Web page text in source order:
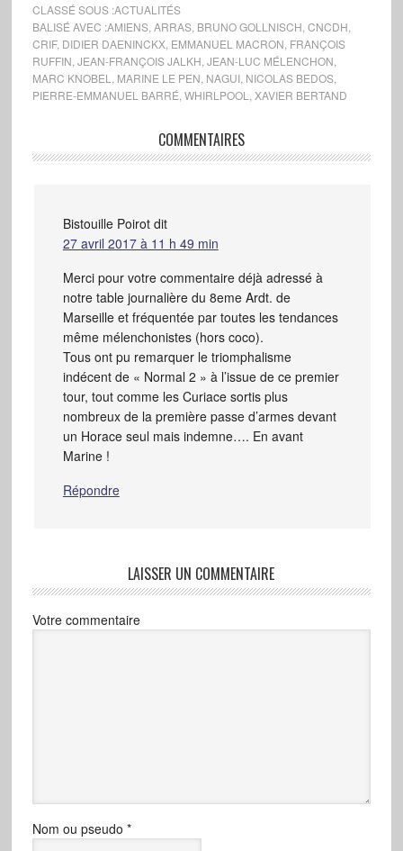
CLASSÉ SOUS :ACTUALITÉS
BALISÉ AVEC :AMIENS, ARRAS, BRUNO GOLLNISCH CNCDH
CRIF, DIDIER DAENINCKX, EMMANUEL MACRON FRANÇOIS
RUFFIN JEAN-FRANÇOIS JALKH JEAN-LUC MÉLENCHON
MARC KNOBEL
MARINE LE PEN NAGUI, NICOLAS BEDOS,
PIERRE-EMMANUEL BARRÉ WHIRLPOOL XAVIER BERTAND
COMMENTAIRES
Bistouille Poirot dit
27 avril 2017 à 11 h 49 min
Merci pour votre commentaire déjà adressé à
notre table journalière du 8eme Ardt. de
Marseille et fréquentée par toutes les tendances
même mélenchonistes (hors coco).
Tous ont pu remarquer le triomphalisme
indécent de « Normal 2 » à l’issue de ce premier
tour, tout comme les Curiace sortis plus
nombreux de la première passe d’armes devant
un Horace seul mais indemne…. En avant
Marine !
Répondre
LAISSER UN COMMENTAIRE
Votre commentaire
Nom ou pseudo *